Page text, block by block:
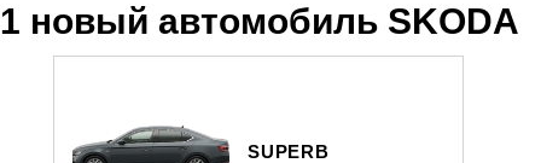
1 новый автомобиль SKODA
SUPERB